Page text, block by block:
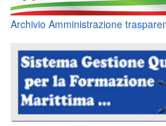
Archivio Amministrazione